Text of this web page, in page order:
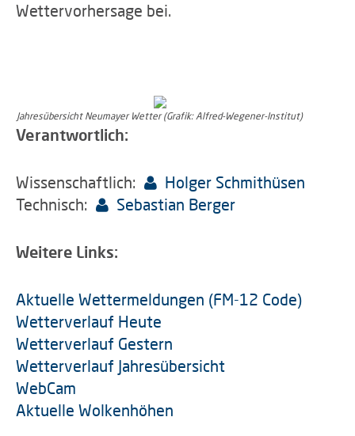
Wettervorhersage bei.
Jahresübersicht Neumayer Wetter (Grafik: Alfred-Wegener-Institut)
Verantwortlich:
Wissenschaftlich:
Holger Schmithüsen
Technisch:
Sebastian Berger
Weitere Links:
Aktuelle Wettermeldungen (FM-12 Code)
Wetterverlauf Heute
Wetterverlauf Gestern
Wetterverlauf Jahresübersicht
WebCam
Aktuelle Wolkenhöhen